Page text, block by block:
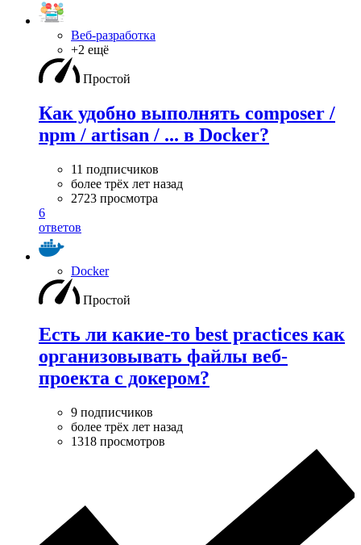
Веб-разработка
+2 ещё
Простой
Как удобно выполнять composer /
npm / artisan / ... в Docker?
11 подписчиков
более трёх лет назад
2723 просмотра
6
ответов
Docker
Простой
Есть ли какие-то best practices как
организовывать файлы веб-
проекта с докером?
9 подписчиков
более трёх лет назад
1318 просмотров